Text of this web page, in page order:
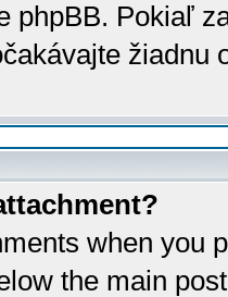
phpBB. Pokiaľ
žiadnu
when you
the main